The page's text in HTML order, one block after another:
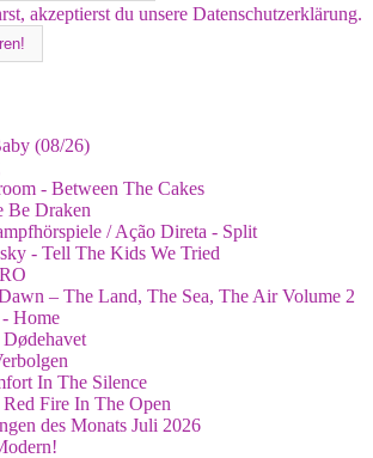
akzeptierst du unsere Datenschutzerklärung.
(08/26)
- Between The Cakes
Be Draken
/ Ação Direta - Split
- Tell The Kids We Tried
– The Land, The Sea, The Air Volume 2
Home
In The Silence
Fire In The Open
des Monats Juli 2026